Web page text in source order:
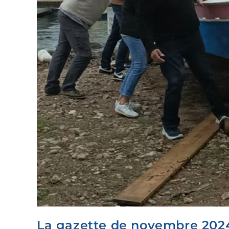
La gazette de novembre